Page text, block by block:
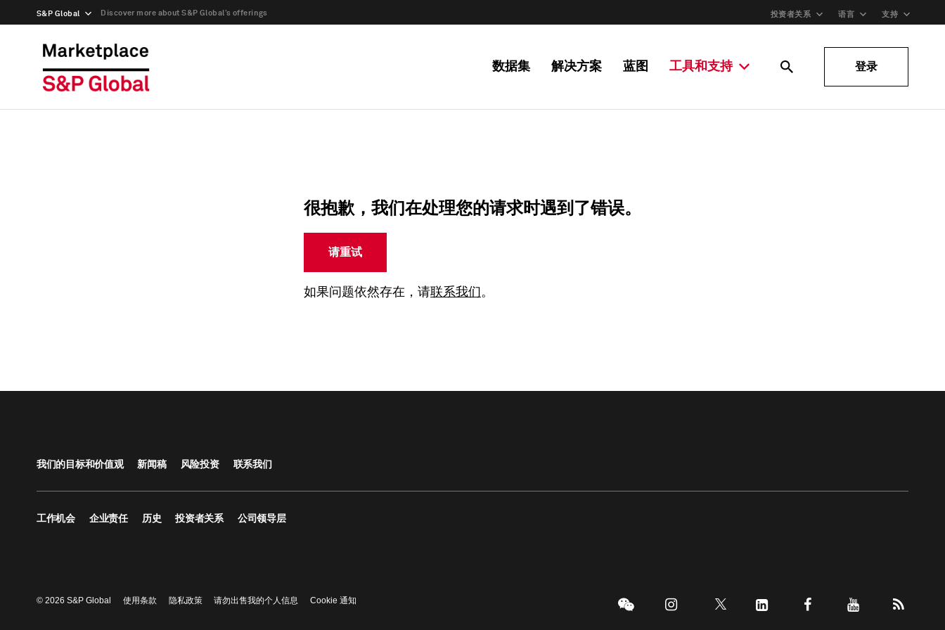
S&P Global Discover more about S&P Global’s offerings 投资者关系 语言 支持
数据集 解决方案 蓝图 工具和支持 登录
很抱歉，我们在处理您的请求时遇到了错误。
请重试
如果问题依然存在，请联系我们 。
我们的目标和价值观 新闻稿 风险投资 联系我们
工作机会 企业责任 历史 投资者关系 公司领导层
© 2026 S&P Global 使用条款 隐私政策 请勿出售我的个人信息 Cookie 通知